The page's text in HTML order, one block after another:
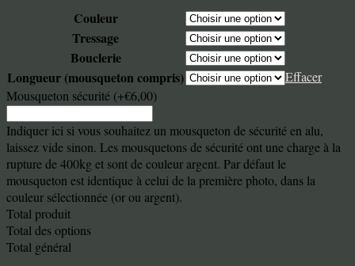
Couleur
Tressage
Bouclerie
Longueur (mousqueton compris)
Effacer
Mousqueton sécurité (+€6,00)
Indiquer ici si vous souhaitez un mousqueton de sécurité en alu,
laissez vide sinon. Les mousquetons de sécurité ont une charge à la
rupture de 400kg et sont de couleur argent. Par défaut le
mousqueton est identique à celui de la première photo, dans la
couleur sélectionnée (or ou argent).
Total produit
Total des options
Total général